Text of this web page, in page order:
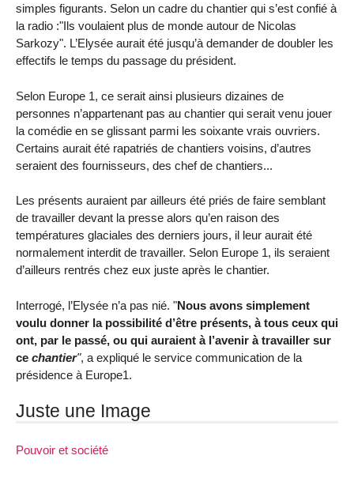
simples figurants. Selon un cadre du chantier qui s’est confié à
la radio :"Ils voulaient plus de monde autour de Nicolas
Sarkozy". L’Elysée aurait été jusqu’à demander de doubler les
effectifs le temps du passage du président.
Selon Europe 1, ce serait ainsi plusieurs dizaines de
personnes n’appartenant pas au chantier qui serait venu jouer
la comédie en se glissant parmi les soixante vrais ouvriers.
Certains aurait été rapatriés de chantiers voisins, d’autres
seraient des fournisseurs, des chef de chantiers...
Les présents auraient par ailleurs été priés de faire semblant
de travailler devant la presse alors qu’en raison des
températures glaciales des derniers jours, il leur aurait été
normalement interdit de travailler. Selon Europe 1, ils seraient
d’ailleurs rentrés chez eux juste après le chantier.
Interrogé, l’Elysée n’a pas nié. "Nous avons simplement
voulu donner la possibilité d’être présents, à tous ceux qui
ont, par le passé, ou qui auraient à l’avenir à travailler sur
ce chantier", a expliqué le service communication de la
présidence à Europe1.
Juste une Image
Pouvoir et société